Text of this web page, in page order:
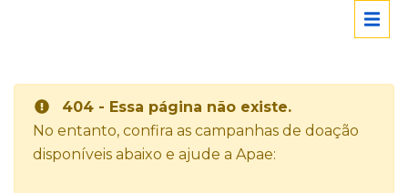
404 - Essa página não existe.
No entanto, confira as campanhas de doação
disponíveis abaixo e ajude a Apae: